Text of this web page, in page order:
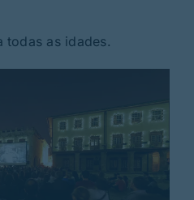
todas as idades.